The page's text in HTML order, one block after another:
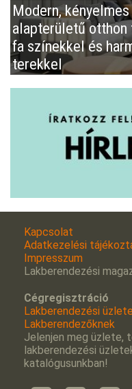
Modern,
alapterületű
fa színekkel és
terekkel
Kapcsolat
Adatkezelési
Impresszum
Lakberendezési
Cégregisztráció
Lakberendezési
Lakberendezőknek
Jelenjen meg üzlete,
lakberendezési
katalógusunkban!